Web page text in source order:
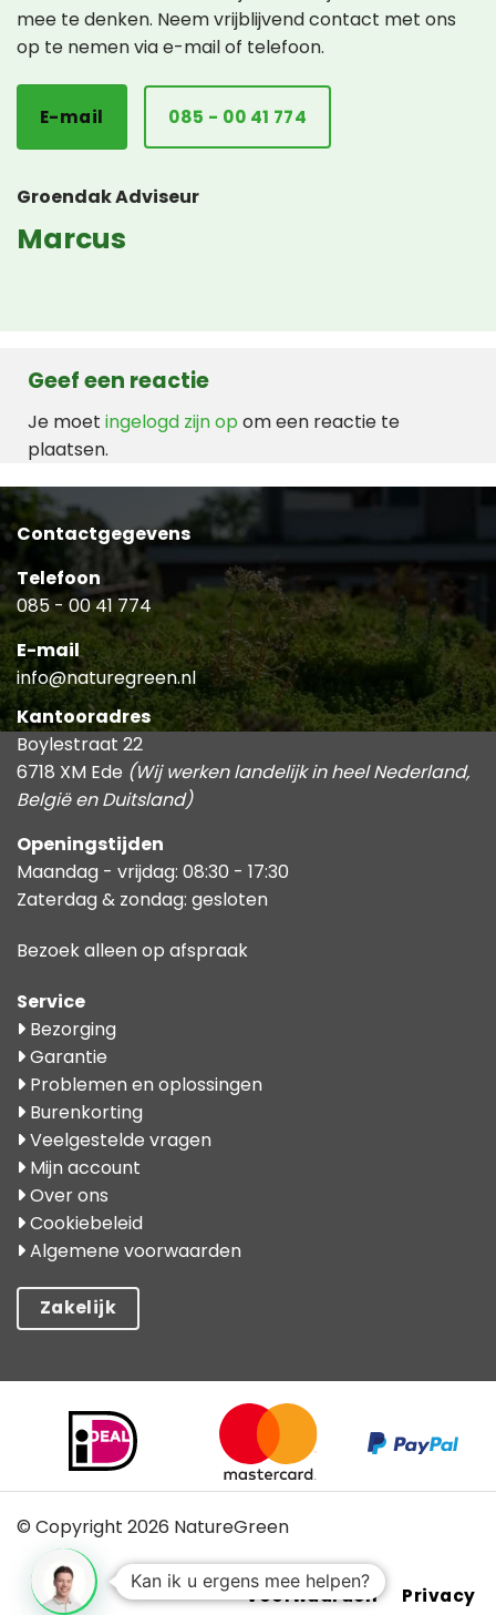
mee te denken. Neem vrijblijvend contact met ons
op te nemen via e-mail of telefoon.
E-mail 085 - 00 41 774
Groendak Adviseur
Marcus
Geef een reactie
Je moet ingelogd zijn op om een reactie te
plaatsen.
Contactgegevens
Telefoon
085 - 00 41 774
E-mail
info@naturegreen.nl
Kantooradres
Boylestraat 22
6718 XM Ede (Wij werken landelijk in heel Nederland,
België en Duitsland)
Openingstijden
Maandag - vrijdag: 08:30 - 17:30
Zaterdag & zondag: gesloten
Bezoek alleen op afspraak
Service
Bezorging
Garantie
Problemen en oplossingen
Burenkorting
Veelgestelde vragen
Mijn account
Over ons
Cookiebeleid
Algemene voorwaarden
Zakelijk
© Copyright 2026 NatureGreen
Voorwaarden Privacy
Kan ik u ergens mee helpen?